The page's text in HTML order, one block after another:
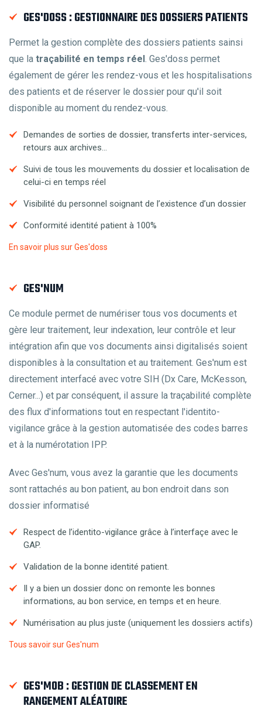
GES'DOSS : GESTIONNAIRE DES DOSSIERS PATIENTS
Permet la gestion complète des dossiers patients sainsi
que la traçabilité en temps réel. Ges'doss permet
également de gérer les rendez-vous et les hospitalisations
des patients et de réserver le dossier pour qu'il soit
disponible au moment du rendez-vous.
Demandes de sorties de dossier, transferts inter-services,
retours aux archives…
Suivi de tous les mouvements du dossier et localisation de
celui-ci en temps réel
Visibilité du personnel soignant de l’existence d’un dossier
Conformité identité patient à 100%
En savoir plus sur Ges'doss
GES'NUM
Ce module permet de numériser tous vos documents et
gère leur traitement, leur indexation, leur contrôle et leur
intégration afin que vos documents ainsi digitalisés soient
disponibles à la consultation et au traitement. Ges'num est
directement interfacé avec votre SIH (Dx Care, McKesson,
Cerner...) et par conséquent, il assure la traçabilité complète
des flux d'informations tout en respectant l'identito-
vigilance grâce à la gestion automatisée des codes barres
et à la numérotation IPP.
Avec Ges'num, vous avez la garantie que les documents
sont rattachés au bon patient, au bon endroit dans son
dossier informatisé
Respect de l’identito-vigilance grâce à l’interfaçe avec le
GAP.
Validation de la bonne identité patient.
Il y a bien un dossier donc on remonte les bonnes
informations, au bon service, en temps et en heure.
Numérisation au plus juste (uniquement les dossiers actifs)
Tous savoir sur Ges'num
GES'MOB : GESTION DE CLASSEMENT EN
RANGEMENT ALÉATOIRE